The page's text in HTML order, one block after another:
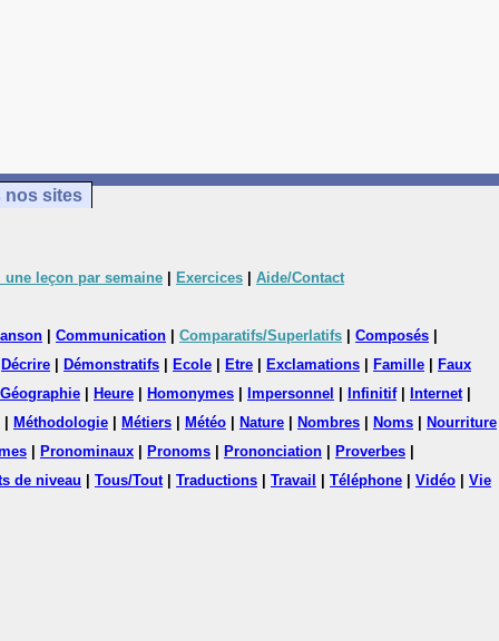
nos sites
une leçon par semaine Exercices Aide/Contact
Communication Comparatifs/Superlatifs Composés
Décrire Démonstratifs Ecole Etre Exclamations Famille
Faux
Géographie Heure Homonymes Impersonnel Infinitif| Internet|
Méthodologie Métiers Météo Nature Nombres Noms
Nourriture
Pronominaux Pronoms Prononciation Proverbes
de niveau Tous/Tout| Traductions Travail Téléphone Vidéo
Vie